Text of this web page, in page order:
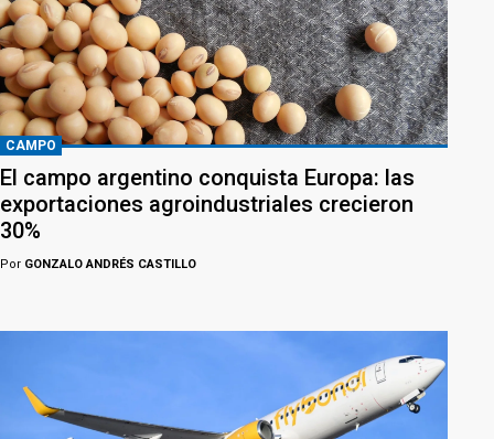
CAMPO
El campo argentino conquista Europa: las
exportaciones agroindustriales crecieron
30%
Por GONZALO ANDRÉS CASTILLO